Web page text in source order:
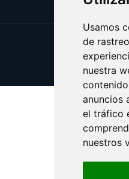
Usamos
de
nuestra
anuncios
el tráfico
nuestros
Update
Copyright ©